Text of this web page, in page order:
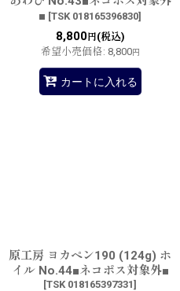
■ [TSK 018165396830]
8,800円(税込)
希望小売価格: 8,800円
カートに入れる
原工房 ヨカペン190 (124g) ホ
イル No.44■ネコポス対象外■
[TSK 018165397331]